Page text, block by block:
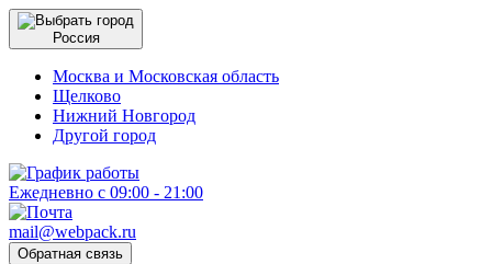
Россия
Москва и Московская область
Щелково
Нижний Новгород
Другой город
Ежедневно с 09:00 - 21:00
mail@webpack.ru
Обратная связь